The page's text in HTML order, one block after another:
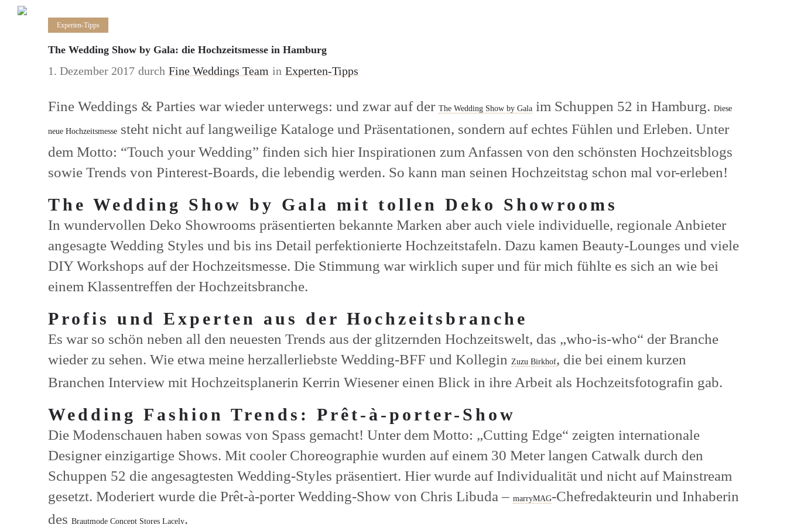
Experten-Tipps
The Wedding Show by Gala: die Hochzeitsmesse in Hamburg
1. Dezember 2017 durch Fine Weddings Team in Experten-Tipps
Fine Weddings & Parties war wieder unterwegs: und zwar auf der The Wedding Show by Gala im Schuppen 52 in Hamburg. Diese
neue Hochzeitsmesse steht nicht auf langweilige Kataloge und Präsentationen, sondern auf echtes Fühlen und Erleben. Unter
dem Motto: “Touch your Wedding” finden sich hier Inspirationen zum Anfassen von den schönsten Hochzeitsblogs
sowie Trends von Pinterest-Boards, die lebendig werden. So kann man seinen Hochzeitstag schon mal vor-erleben!
The Wedding Show by Gala mit tollen Deko Showrooms
In wundervollen Deko Showrooms präsentierten bekannte Marken aber auch viele individuelle, regionale Anbieter
angesagte Wedding Styles und bis ins Detail perfektionierte Hochzeitstafeln. Dazu kamen Beauty-Lounges und viele
DIY Workshops auf der Hochzeitsmesse. Die Stimmung war wirklich super und für mich fühlte es sich an wie bei
einem Klassentreffen der Hochzeitsbranche.
Profis und Experten aus der Hochzeitsbranche
Es war so schön neben all den neuesten Trends aus der glitzernden Hochzeitswelt, das „who-is-who“ der Branche
wieder zu sehen. Wie etwa meine herzallerliebste Wedding-BFF und Kollegin Zuzu Birkhof, die bei einem kurzen
Branchen Interview mit Hochzeitsplanerin Kerrin Wiesener einen Blick in ihre Arbeit als Hochzeitsfotografin gab.
Wedding Fashion Trends: Prêt-à-porter-Show
Die Modenschauen haben sowas von Spass gemacht! Unter dem Motto: „Cutting Edge“ zeigten internationale
Designer einzigartige Shows. Mit cooler Choreographie wurden auf einem 30 Meter langen Catwalk durch den
Schuppen 52 die angesagtesten Wedding-Styles präsentiert. Hier wurde auf Individualität und nicht auf Mainstream
gesetzt. Moderiert wurde die Prêt-à-porter Wedding-Show von Chris Libuda – marryMAG-Chefredakteurin und Inhaberin
des Brautmode Concept Stores Lacely.